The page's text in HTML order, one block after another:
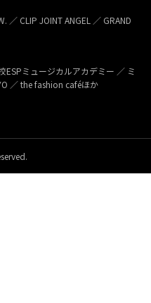
／ CLIP JOINT ANGEL ／ GRAND
ESPミュージカルアカデミー ／ ミ
／ the fashion caféほか